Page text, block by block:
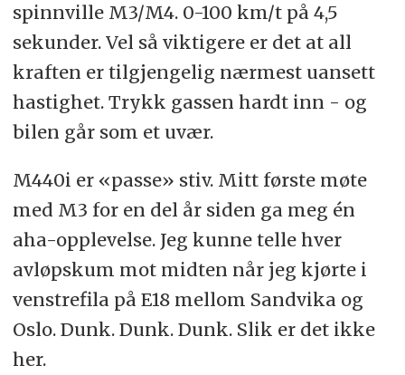
spinnville M3/M4. 0-100 km/t på 4,5
sekunder. Vel så viktigere er det at all
kraften er tilgjengelig nærmest uansett
hastighet. Trykk gassen hardt inn - og
bilen går som et uvær.
M440i er «passe» stiv. Mitt første møte
med M3 for en del år siden ga meg én
aha-opplevelse. Jeg kunne telle hver
avløpskum mot midten når jeg kjørte i
venstrefila på E18 mellom Sandvika og
Oslo. Dunk. Dunk. Dunk. Slik er det ikke
her.